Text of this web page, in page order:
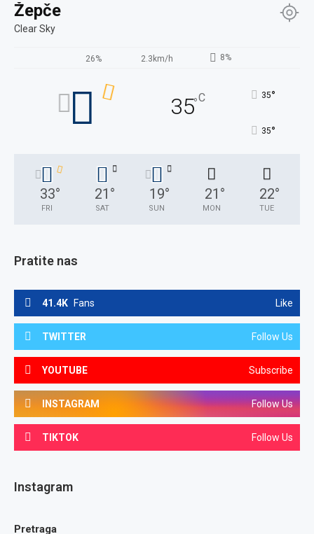
Žepče
Clear Sky
26% 2.3km/h 8%
35°C 35°
35°
33°
FRI
21 °
SAT
19°
SUN
21 °
MON
22°
TUE
Pratite nas
41.4K Fans Like
TWITTER Follow Us
YOUTUBE Subscribe
INSTAGRAM Follow Us
TIKTOK Follow Us
Instagram
Pretraga